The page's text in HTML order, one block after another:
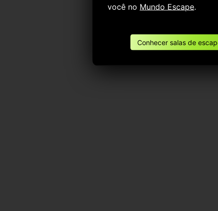
você no Mundo Escape.
Conhecer salas de